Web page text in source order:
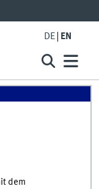
DE EN
dem